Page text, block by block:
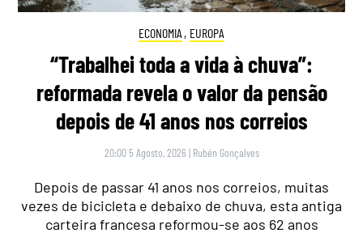
ECONOMIA , EUROPA
“Trabalhei toda a vida à chuva”:
reformada revela o valor da pensão
depois de 41 anos nos correios
20:00 5 Agosto, 2026 | Rubén Gonçalves
Depois de passar 41 anos nos correios, muitas
vezes de bicicleta e debaixo de chuva, esta antiga
carteira francesa reformou-se aos 62 anos